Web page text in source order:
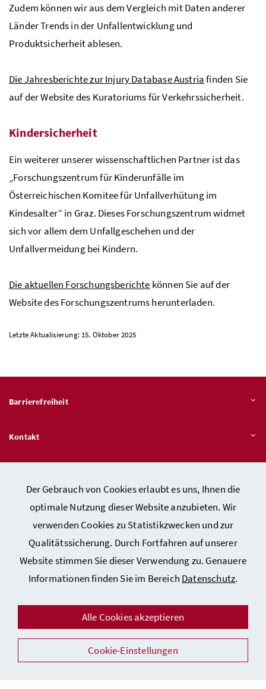
Der Gebrauch von Cookies erlaubt es uns, Ihnen die
optimale Nutzung dieser Website anzubieten. Wir
verwenden Cookies zu Statistikzwecken und zur
Qualitätssicherung. Durch Fortfahren auf unserer
Website stimmen Sie dieser Verwendung zu. Genauere
Informationen finden Sie im Bereich Datenschutz.
Alle Cookies akzeptieren
Cookie-Einstellungen
Zudem können wir aus dem Vergleich mit Daten anderer
Länder Trends in der Unfallentwicklung und
Produktsicherheit ablesen.
Die Jahresberichte zur Injury Database Austriafinden Sie
auf der Website des Kuratoriums für Verkehrssicherheit.
Kindersicherheit
Ein weiterer unserer wissenschaftlichen Partner ist das
„Forschungszentrum für Kinderunfälle im
Österreichischen Komitee für Unfallverhütung im
Kindesalter“ in Graz. Dieses Forschungszentrum widmet
sich vor allem dem Unfallgeschehen und der
Unfallvermeidung bei Kindern.
Die aktuellen Forschungsberichte können Sie auf der
Website des Forschungszentrums herunterladen.
Letzte Aktualisierung: 15. Oktober 2025
Barrierefreiheit
Kontakt
Hinweisgeber:innen – Stelle für Rechtsverletzungen
Impressum
Auszeichnungen